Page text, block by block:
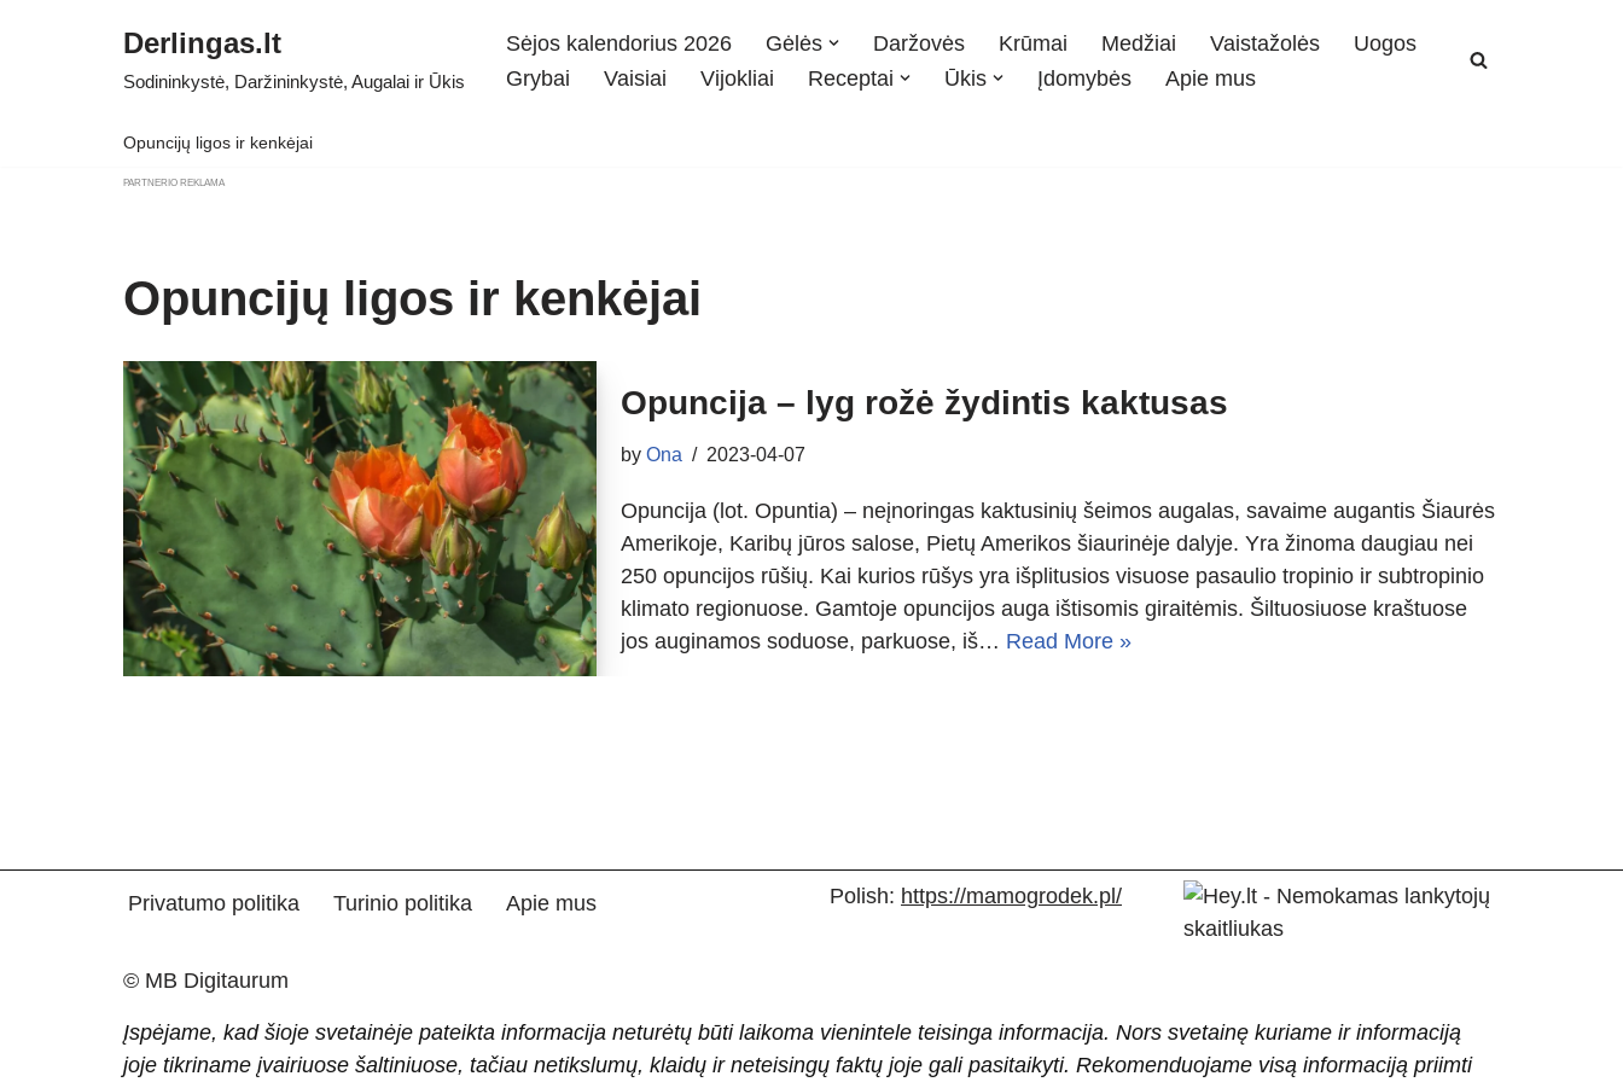
Derlingas.lt
Sodininkystė, Daržininkystė, Augalai ir Ūkis
Sėjos kalendorius 2026 Gėlės Daržovės Krūmai Medžiai Vaistažolės
Uogos
Grybai
Vaisiai Vijokliai Receptai Ūkis Įdomybės Apie mus
Opuncijų ligos ir kenkėjai
PARTNERIO REKLAMA
Opuncijų ligos ir kenkėjai
Opuncija – lyg rožė žydintis kaktusas
by Ona 2023-04-07
Opuncija (lot. Opuntia) – neįnoringas kaktusinių šeimos augalas, savaime augantis Šiaurės
Amerikoje, Karibų jūros salose, Pietų Amerikos šiaurinėje dalyje. Yra žinoma daugiau nei
250 opuncijos rūšių. Kai kurios rūšys yra išplitusios visuose pasaulio tropinio ir subtropinio
klimato regionuose. Gamtoje opuncijos auga ištisomis giraitėmis. Šiltuosiuose kraštuose
jos auginamos soduose, parkuose, iš… Read More »
Privatumo politika Turinio politika Apie mus Polish: https://mamogrodek.pl/
© MB Digitaurum
Įspėjame, kad šioje svetainėje pateikta informacija neturėtų būti laikoma vienintele teisinga informacija. Nors svetainę kuriame ir informaciją
joje tikriname įvairiuose šaltiniuose, tačiau netikslumų, klaidų ir neteisingų faktų joje gali pasitaikyti. Rekomenduojame visą informaciją priimti